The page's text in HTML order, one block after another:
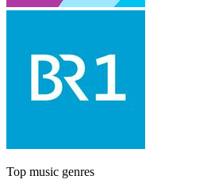
Top music genres